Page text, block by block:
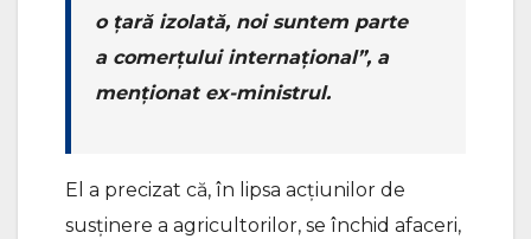
o țară izolată, noi suntem parte
a comerțului internațional”, a
menționat ex-ministrul.
El a precizat că, în lipsa acțiunilor de
susținere a agricultorilor, se închid afaceri,